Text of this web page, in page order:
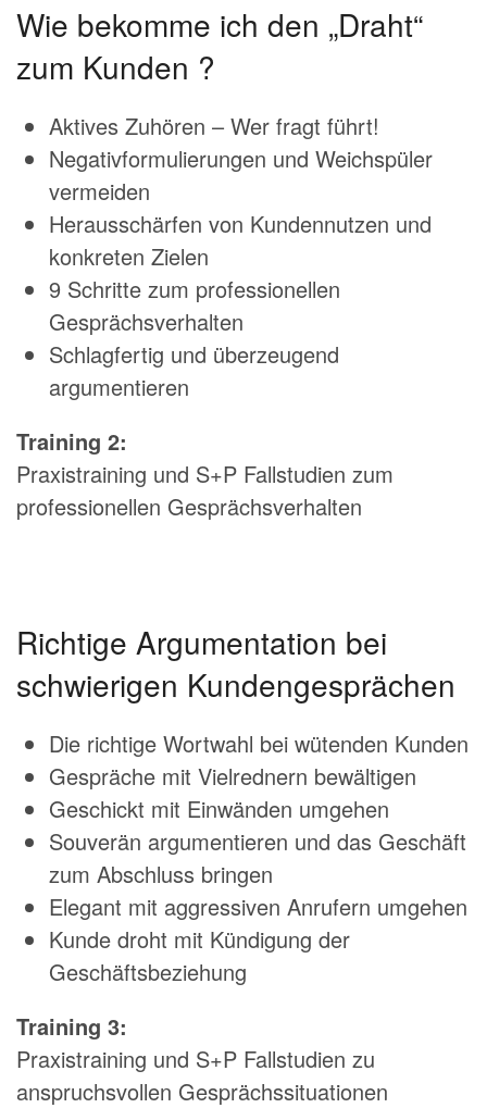
Wie bekomme ich den „Draht“
zum Kunden ?
Aktives Zuhören – Wer fragt führt!
Negativformulierungen und Weichspüler
vermeiden
Herausschärfen von Kundennutzen und
konkreten Zielen
9 Schritte zum professionellen
Gesprächsverhalten
Schlagfertig und überzeugend
argumentieren
Training 2:
Praxistraining und S+P Fallstudien zum
professionellen Gesprächsverhalten
Richtige Argumentation bei
schwierigen Kundengesprächen
Die richtige Wortwahl bei wütenden Kunden
Gespräche mit Vielrednern bewältigen
Geschickt mit Einwänden umgehen
Souverän argumentieren und das Geschäft
zum Abschluss bringen
Elegant mit aggressiven Anrufern umgehen
Kunde droht mit Kündigung der
Geschäftsbeziehung
Training 3:
Praxistraining und S+P Fallstudien zu
anspruchsvollen Gesprächssituationen